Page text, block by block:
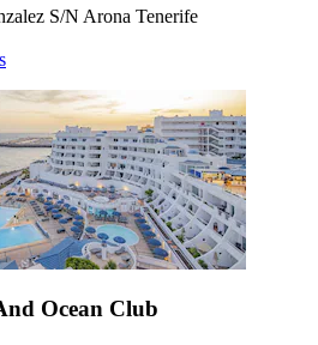
S/N Arona Tenerife
Ocean Club